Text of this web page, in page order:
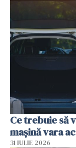
Ce trebuie să
mașină vara
31 IULIE 2026